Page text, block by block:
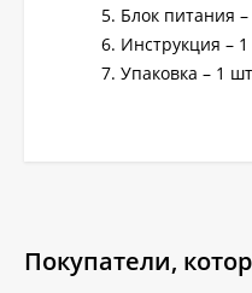
Блок питания
Инструкция –
Упаковка – 1
Покупатели,